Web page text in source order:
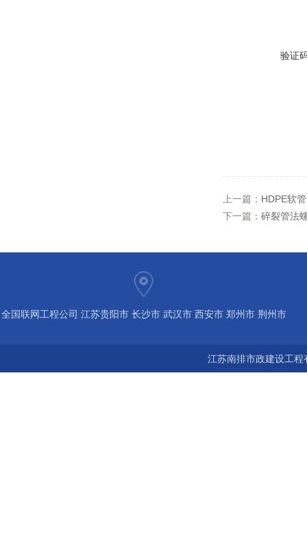
验证
上一篇： HDPE软
下一篇： 碎裂管法
全国联网工程公司 江苏贵阳市 长沙市 武汉市 西安市 郑州市 荆州市
江苏南排市政建设工